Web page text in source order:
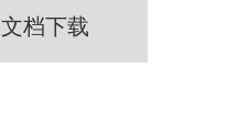
文档下载